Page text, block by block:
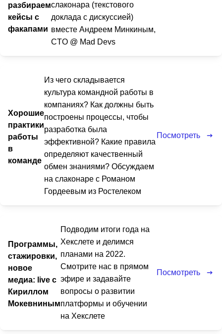
разбираем
кейсы с
факапами
слаконара (текстового
доклада с дискуссией)
вместе Андреем Минкиным,
CTO @ Mad Devs
Хорошие
практики
работы
в
команде
Из чего складывается
культура командной работы в
компаниях? Как должны быть
построены процессы, чтобы
разработка была
эффективной? Какие правила
определяют качественный
обмен знаниями? Обсуждаем
на слаконаре с Романом
Гордеевым из Ростелеком
Посмотреть
Программы,
стажировки,
новое
медиа: live с
Кириллом
Мокевниным
Подводим итоги года на
Хекслете и делимся
планами на 2022.
Смотрите нас в прямом
эфире и задавайте
вопросы о развитии
платформы и обучении
на Хекслете
Посмотреть